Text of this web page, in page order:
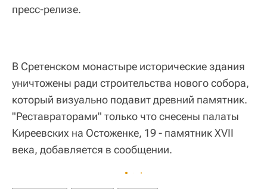
пресс-релизе.
В Сретенском монастыре исторические здания
уничтожены ради строительства нового собора,
который визуально подавит древний памятник.
"Реставраторами" только что снесены палаты
Киреевских на Остоженке, 19 - памятник XVII
века, добавляется в сообщении.